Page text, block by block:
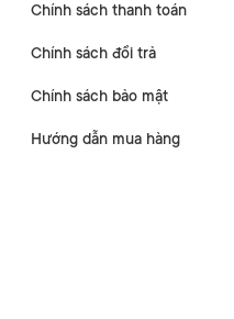
Chính sách thanh toán
Chính sách đổi trả
Chính sách bảo mật
Hướng dẫn mua hàng